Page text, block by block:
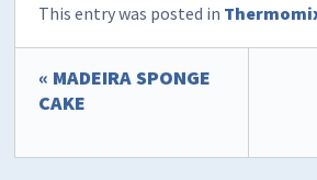
This entry was posted in
« MADEIRA SPONGE
CAKE